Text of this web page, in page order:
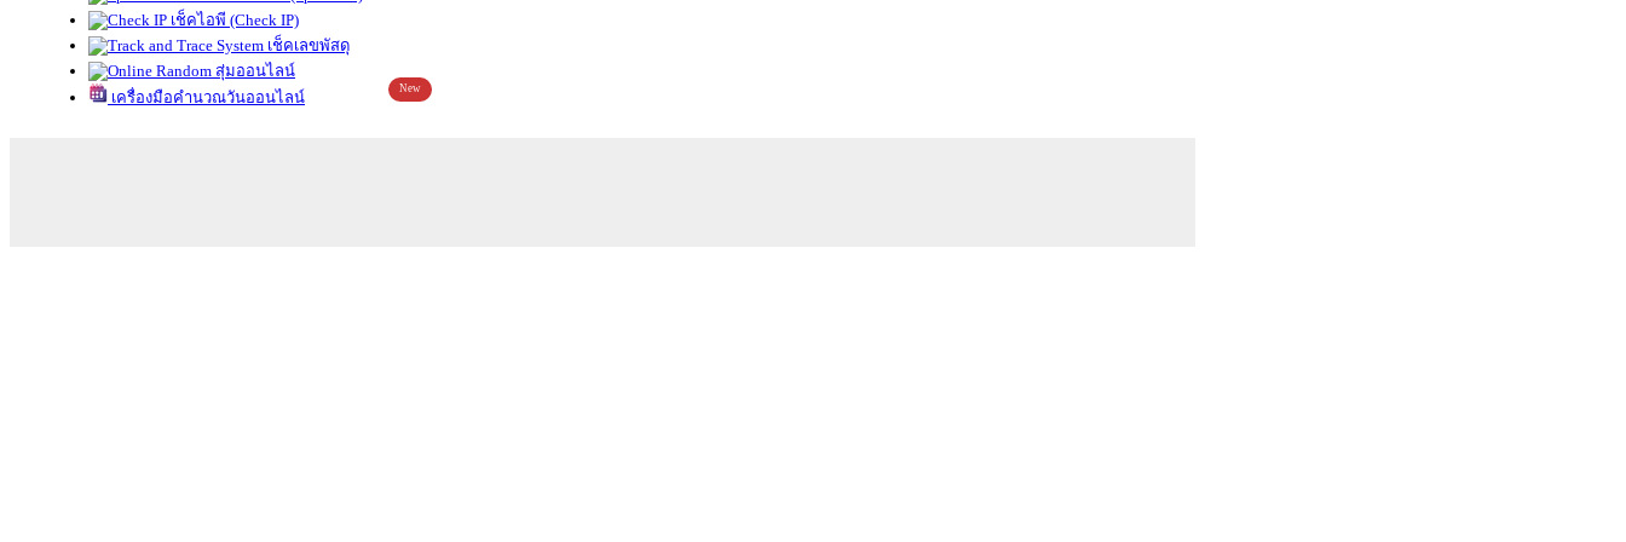
เช็คไอพี (Check IP)
เช็คเลขพัสดุ
สุ่มออนไลน์
เครื่องมือคำนวณวันออนไลน์
New